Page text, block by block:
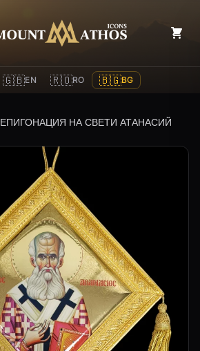
Mount Athos Icons
🇬🇧EN 🇷🇴RO 🇧🇬BG
ЕПИГОНАЦИЯ НА СВЕТИ АТАНАСИЙ